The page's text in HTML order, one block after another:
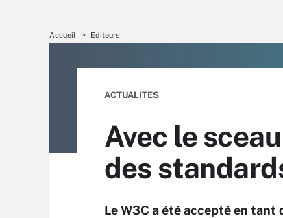
Accueil Editeurs
ACTUALITES
Avec le
des
Le W3C a été accepté en tant